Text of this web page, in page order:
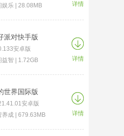
娱乐 | 28.08MB
详情
派对快手版
安卓版
益智 | 1.72GB
详情
世界国际版
安卓版
养成 | 679.63MB
详情